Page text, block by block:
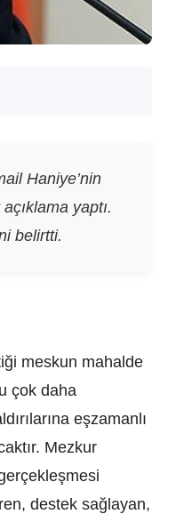
Haniye’nin
yaptı.
belirtti.
meskun mahalde
çok daha
eşzamanlı
Mezkur
destek sağlayan,